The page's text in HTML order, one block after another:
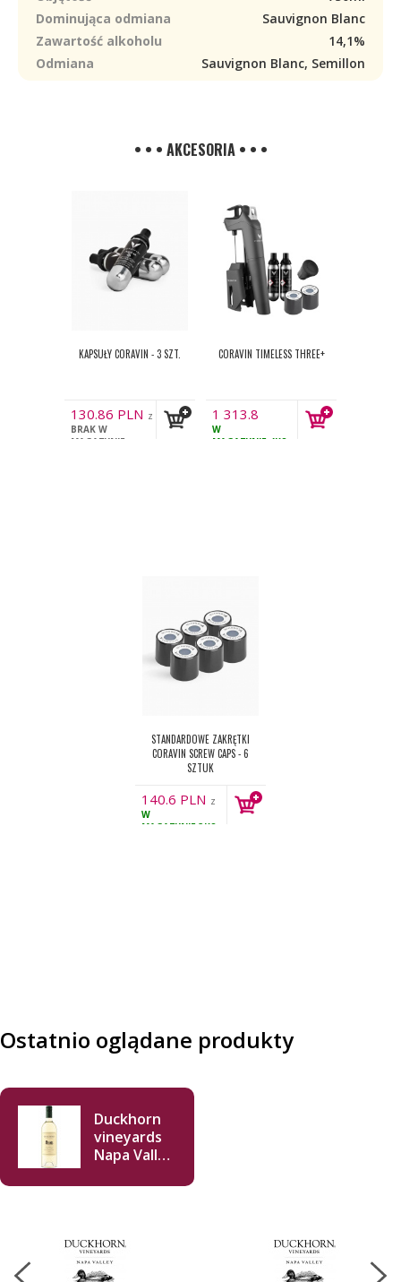
Dominująca odmiana
Sauvignon Blanc
Zawartość alkoholu
14,1%
Odmiana
Sauvignon Blanc, Semillon
• • • AKCESORIA • • •
KAPSUŁY CORAVIN - 3 SZT.
130.86 PLN z
VAT
BRAK W
MAGAZYNIE
CORAVIN TIMELESS THREE+
1 313.8
PLN
W
MAGAZYNIE 4KS
STANDARDOWE ZAKRĘTKI
CORAVIN SCREW CAPS - 6
SZTUK
140.6 PLN z
VAT
W
MAGAZYNIE 3KS
Ostatnio oglądane produkty
Duckhorn
vineyards
Napa Valley
Blanc 2022